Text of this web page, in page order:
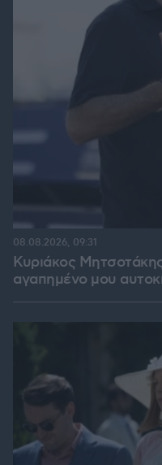
Κυριάκος
αγαπημένο μου
08.08.2026, 09:31